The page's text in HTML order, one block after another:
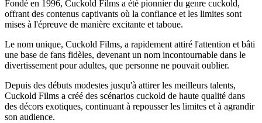
Fondé en 1996, Cuckold Films a été pionnier du genre cuckold,
offrant des contenus captivants où la confiance et les limites sont
mises à l'épreuve de manière excitante et taboue.
Le nom unique, Cuckold Films, a rapidement attiré l'attention et bâti
une base de fans fidèles, devenant un nom incontournable dans le
divertissement pour adultes, que personne ne pouvait oublier.
Depuis des débuts modestes jusqu'à attirer les meilleurs talents,
Cuckold Films a créé des scénarios cuckold de haute qualité dans
des décors exotiques, continuant à repousser les limites et à agrandir
son audience.